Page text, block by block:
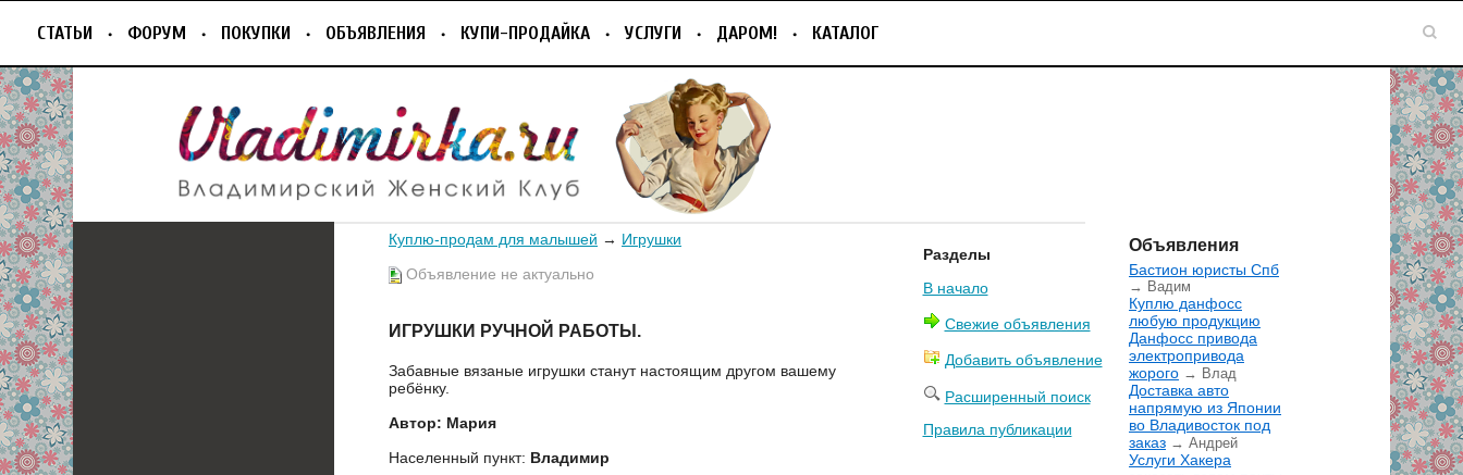
СТАТЬИ ФОРУМ ПОКУПКИ ОБЪЯВЛЕНИЯ КУПИ-ПРОДАЙКА УСЛУГИ ДАРОМ! КАТАЛОГ
Куплю-продам для малышей → Игрушки
Объявление не актуально
ИГРУШКИ РУЧНОЙ РАБОТЫ.
Забавные вязаные игрушки станут настоящим другом вашему
ребёнку.
Автор: Мария
Населенный пункт: Владимир
Разделы
В начало
Свежие объявления
Добавить объявление
Расширенный поиск
Правила публикации
Объявления
Бастион юристы Спб
→ Вадим
Куплю данфосс
любую продукцию
Данфосс привода
электропривода
жорого → Влад
Доставка авто
напрямую из Японии
во Владивосток под
заказ → Андрей
Услуги Хакера